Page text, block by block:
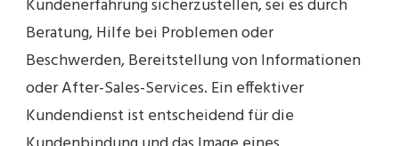
Kundenerfahrung sicherzustellen, sei es durch
Beratung, Hilfe bei Problemen oder
Beschwerden, Bereitstellung von Informationen
oder After-Sales-Services. Ein effektiver
Kundendienst ist entscheidend für die